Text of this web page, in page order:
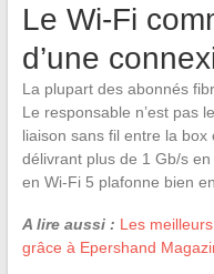
Le Wi-Fi
d’une
La plupart des abonnés
Le responsable n’est pas
liaison sans fil entre la
délivrant plus de 1 Gb/s
en Wi-Fi 5 plafonne bien
A lire aussi : Les
grâce à Epershand